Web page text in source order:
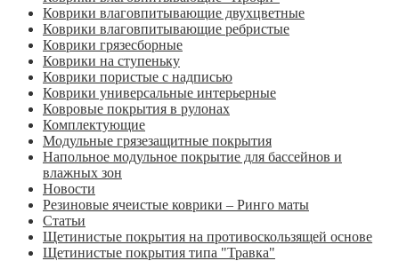
Коврики влаговпитывающие двухцветные
Коврики влаговпитывающие ребристые
Коврики грязесборные
Коврики на ступеньку
Коврики пористые с надписью
Коврики универсальные интерьерные
Ковровые покрытия в рулонах
Комплектующие
Модульные грязезащитные покрытия
Напольное модульное покрытие для бассейнов и
влажных зон
Новости
Резиновые ячеистые коврики – Ринго маты
Статьи
Щетинистые покрытия на противоскользящей основе
Щетинистые покрытия типа "Травка"